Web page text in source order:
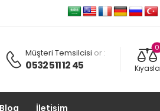
Müşteri Temsilcisi or :
0532 511 12 45
0
Kıyasla
Blog İletişim